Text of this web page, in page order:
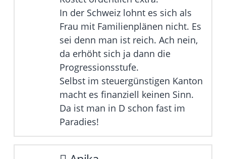
In der Schweiz lohnt es sich als
Frau mit Familienplänen nicht. Es
sei denn man ist reich. Ach nein,
da erhöht sich ja dann die
Progressionsstufe.
Selbst im steuergünstigen Kanton
macht es finanziell keinen Sinn.
Da ist man in D schon fast im
Paradies!